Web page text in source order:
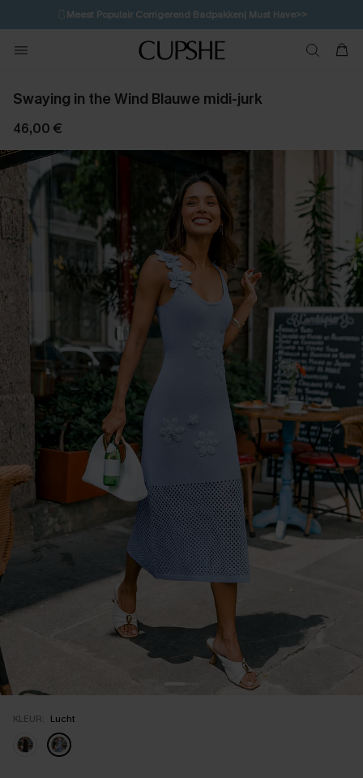
🩱Meest Populair Corrigerend Badpakken| Must Have>>
💌Abonneer je & ontvang tot 15% korting>>
Koop 3, krijg 15% korting | CODE: SW15 14H:34M:8S
Swaying in the Wind Blauwe midi-jurk
46,00 €
KLEUR: Lucht